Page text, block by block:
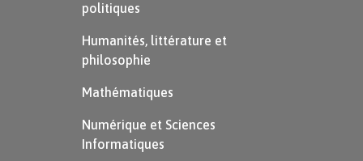
politiques
Humanités, littérature et
philosophie
Mathématiques
Numérique et Sciences
Informatiques